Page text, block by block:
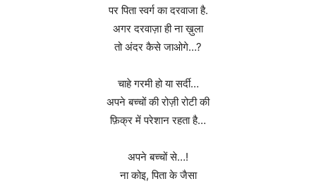
पर पिता स्वर्ग का दरवाजा है.
अगर दरवाज़ा ही ना ख़ुला
तो अंदर कैसे जाओगे…?
चाहे गरमी हो या सर्दी…
अपने बच्चों की रोज़ी रोटी की
फ़िक्र में परेशान रहता है…
अपने बच्चों से…!
ना कोइ, पिता के जैसा